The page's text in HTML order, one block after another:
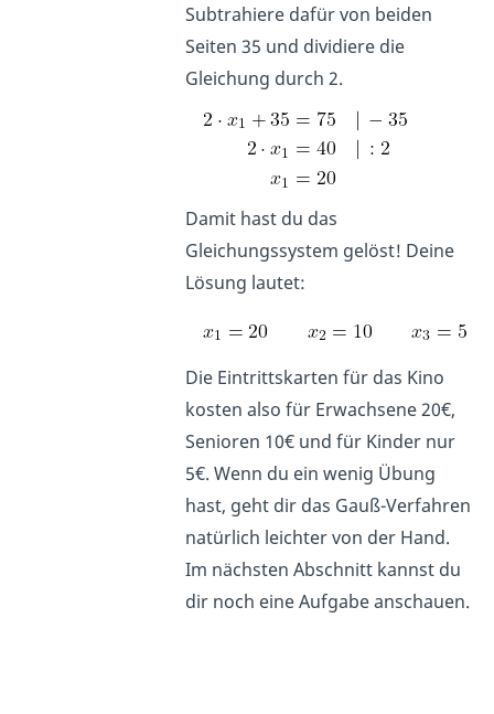
Subtrahiere dafür von beiden
Seiten 35 und dividiere die
Gleichung durch 2.
Damit hast du das
Gleichungssystem gelöst! Deine
Lösung lautet:
Die Eintrittskarten für das Kino
kosten also für Erwachsene 20€,
Senioren 10€ und für Kinder nur
5€. Wenn du ein wenig Übung
hast, geht dir das Gauß-Verfahren
natürlich leichter von der Hand.
Im nächsten Abschnitt kannst du
dir noch eine Aufgabe anschauen.